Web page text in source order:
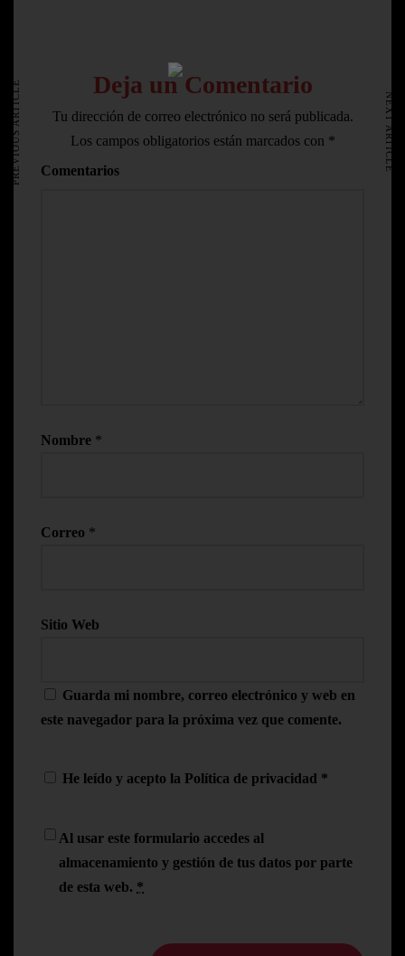
AVISO LEGAL
Deja un Comentario
Tu dirección de correo electrónico no será publicada.
Los campos obligatorios están marcados con *
Comentarios
Nombre *
Correo *
Sitio Web
Guarda mi nombre, correo electrónico y web en
este navegador para la próxima vez que comente.
He leído y acepto la Política de privacidad *
Al usar este formulario accedes al
almacenamiento y gestión de tus datos por parte
de esta web. *
PREVIOUS ARTICLE NEXT ARTICLE